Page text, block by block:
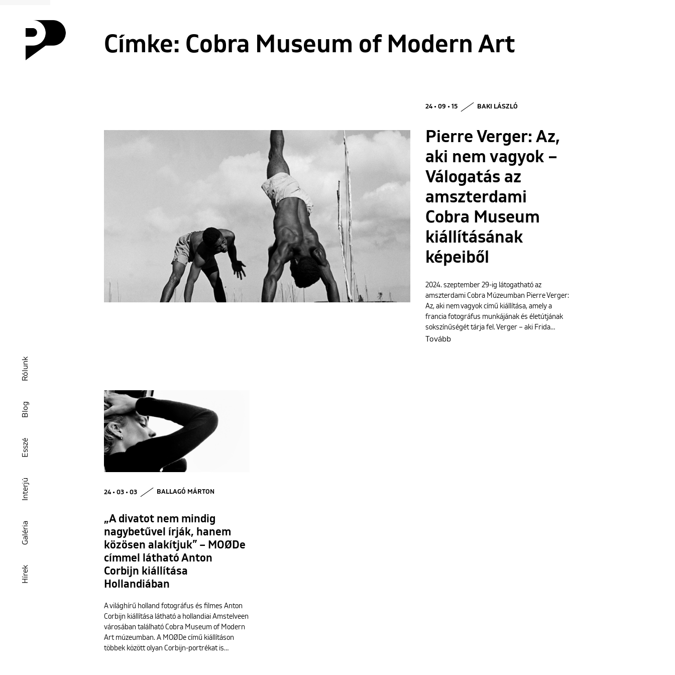
Hírek
Galéria
Interjú
Esszé
Blog
Rólunk
Címke: Cobra Museum of Modern Art
24 • 09 • 15 BAKI LÁSZLÓ
Pierre Verger: Az,
aki nem vagyok –
Válogatás az
amszterdami
Cobra Museum
kiállításának
képeiből
2024. szeptember 29-ig látogatható az
amszterdami Cobra Múzeumban Pierre Verger:
Az, aki nem vagyok című kiállítása, amely a
francia fotográfus munkájának és életútjának
sokszínűségét tárja fel. Verger – aki Frida…
Tovább
24 • 03 • 03 BALLAGÓ MÁRTON
„A divatot nem mindig
nagybetűvel írják, hanem
közösen alakítjuk” – MOØDe
címmel látható Anton
Corbijn kiállítása
Hollandiában
A világhírű holland fotográfus és filmes Anton
Corbijn kiállítása látható a hollandiai Amstelveen
városában található Cobra Museum of Modern
Art múzeumban. A MOØDe című kiállításon
többek között olyan Corbijn-portrékat is…